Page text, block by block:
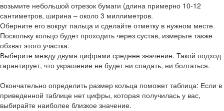
возьмите небольшой отрезок бумаги (длина примерно 10-12
сантиметров, ширина – около 3 миллиметров.
Оберните его вокруг пальца и сделайте отметку в нужном месте.
Поскольку кольцо будет проходить через сустав, измерьте также
обхват этого участка.
Выберите между двумя цифрами среднее значение. Такой подход
гарантирует, что украшение не будет ни спадать, ни болтаться.
Окончательно определить размер кольца поможет таблица: Если в
приведенной таблице нет цифры, которая получилась у вас,
выбирайте наиболее близкое значение.